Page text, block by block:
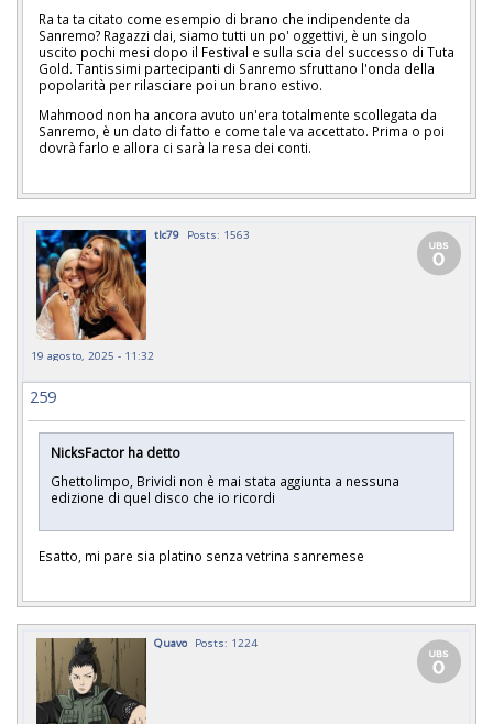
Ra ta ta citato come esempio di brano che indipendente da
Sanremo? Ragazzi dai, siamo tutti un po' oggettivi, è un singolo
uscito pochi mesi dopo il Festival e sulla scia del successo di Tuta
Gold. Tantissimi partecipanti di Sanremo sfruttano l'onda della
popolarità per rilasciare poi un brano estivo.
Mahmood non ha ancora avuto un'era totalmente scollegata da
Sanremo, è un dato di fatto e come tale va accettato. Prima o poi
dovrà farlo e allora ci sarà la resa dei conti.
tlc79 Posts: 1563
19 agosto, 2025 - 11:32
259
NicksFactor ha detto
Ghettolimpo, Brividi non è mai stata aggiunta a nessuna
edizione di quel disco che io ricordi
Esatto, mi pare sia platino senza vetrina sanremese
Quavo Posts: 1224